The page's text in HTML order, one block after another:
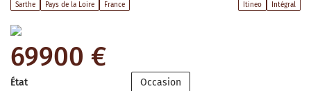
Sarthe Pays de la Loire France Itineo Intégral
69900 €
État Occasion